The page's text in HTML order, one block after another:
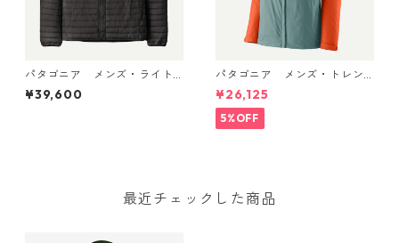
パタゴニア メンズ・ライト
ウェイト・ダウン・セータ
ー・カーディガン Black 319
¥39,600
パタゴニア メンズ・トレン
トシェル 3L・レイン・ジャケ
ット (カラー Blue Sage) Pat
agonia Men's Torrentshell 3
L Rain Jacket 日本正規品 製
¥26,125
5%OFF
最近チェックした商品